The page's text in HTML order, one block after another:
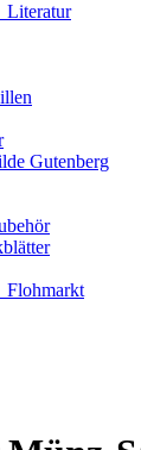
Literatur
Gutenberg
Flohmarkt